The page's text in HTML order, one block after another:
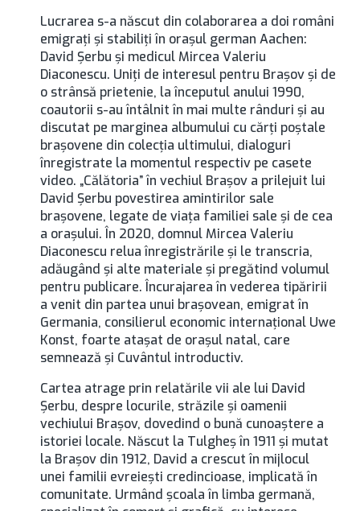
Lucrarea s-a născut din colaborarea a doi români
emigraţi şi stabiliţi în oraşul german Aachen:
David Şerbu şi medicul Mircea Valeriu
Diaconescu. Uniţi de interesul pentru Braşov şi de
o strânsă prietenie, la începutul anului 1990,
coautorii s-au întâlnit în mai multe rânduri şi au
discutat pe marginea albumului cu cărţi poştale
braşovene din colecţia ultimului, dialoguri
înregistrate la momentul respectiv pe casete
video. „Călătoria” în vechiul Braşov a prilejuit lui
David Şerbu povestirea amintirilor sale
braşovene, legate de viaţa familiei sale şi de cea
a oraşului. În 2020, domnul Mircea Valeriu
Diaconescu relua înregistrările şi le transcria,
adăugând şi alte materiale şi pregătind volumul
pentru publicare. Încurajarea în vederea tipăririi
a venit din partea unui braşovean, emigrat în
Germania, consilierul economic internaţional Uwe
Konst, foarte ataşat de oraşul natal, care
semnează şi Cuvântul introductiv.
Cartea atrage prin relatările vii ale lui David
Şerbu, despre locurile, străzile şi oamenii
vechiului Braşov, dovedind o bună cunoaştere a
istoriei locale. Născut la Tulgheş în 1911 şi mutat
la Braşov din 1912, David a crescut în mijlocul
unei familii evreieşti credincioase, implicată în
comunitate. Urmând şcoala în limba germană,